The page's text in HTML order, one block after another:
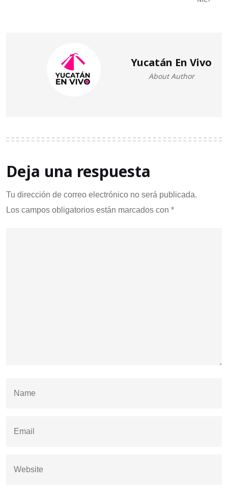
Yucatán En Vivo
About Author
Deja una respuesta
Tu dirección de correo electrónico no será publicada.
Los campos obligatorios están marcados con *